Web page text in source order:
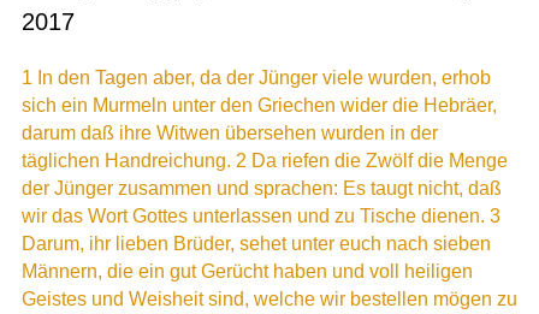
2017
1 In den Tagen aber, da der Jünger viele wurden, erhob
sich ein Murmeln unter den Griechen wider die Hebräer,
darum daß ihre Witwen übersehen wurden in der
täglichen Handreichung. 2 Da riefen die Zwölf die Menge
der Jünger zusammen und sprachen: Es taugt nicht, daß
wir das Wort Gottes unterlassen und zu Tische dienen. 3
Darum, ihr lieben Brüder, sehet unter euch nach sieben
Männern, die ein gut Gerücht haben und voll heiligen
Geistes und Weisheit sind, welche wir bestellen mögen zu